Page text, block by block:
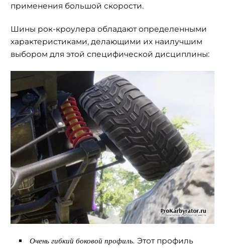
применения большой скорости.
Шины рок-кроулера обладают определенными
характеристиками, делающими их наилучшим
выбором для этой специфической дисциплины:
Очень гибкий боковой профиль. Этот профиль